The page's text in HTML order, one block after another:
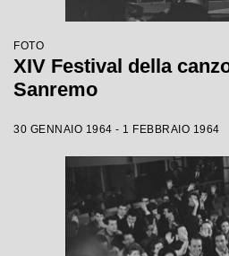
FOTO
XIV Festival della
Sanremo
30 GENNAIO 1964 - 1 FEBBRAIO 1964